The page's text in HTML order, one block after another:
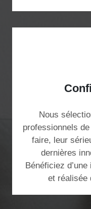
Nous
professionnels
faire, leur
dernières
Bénéficiez
et réalisée